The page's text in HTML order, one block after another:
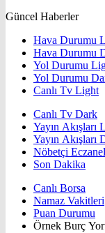
Güncel Haberler
Hava Durumu
Hava Durumu
Yol Durumu
Yol Durumu
Canlı Tv Light
Canlı Tv Dark
Yayın Akışları
Yayın Akışları
Nöbetçi
Son Dakika
Canlı Borsa
Namaz Vakitleri
Puan Durumu
Örnek Burç